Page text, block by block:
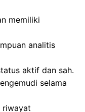
memiliki
analitis
aktif dan sah.
selama
riwayat